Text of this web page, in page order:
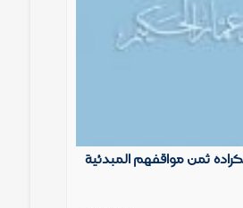
ثمن مواقفهم المبدئية